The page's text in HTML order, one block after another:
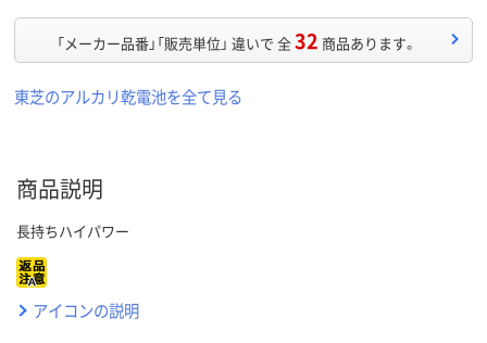
「メーカー品番」「販売単位」 違いで 全32 商品あります。
東芝のアルカリ乾電池を全て見る
商品説明
長持ちハイパワー
アイコンの説明